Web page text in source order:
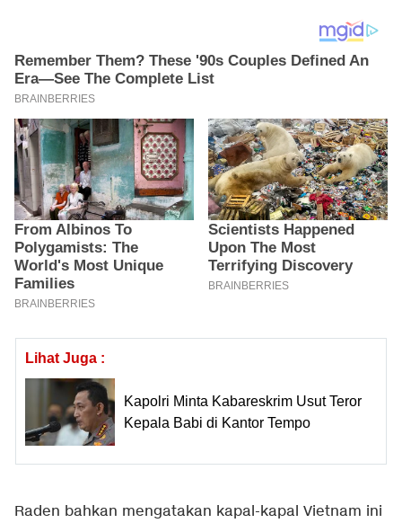
Lihat Juga :
Kapolri Minta Kabareskrim Usut Teror
Kepala Babi di Kantor Tempo
Raden bahkan mengatakan kapal-kapal Vietnam ini